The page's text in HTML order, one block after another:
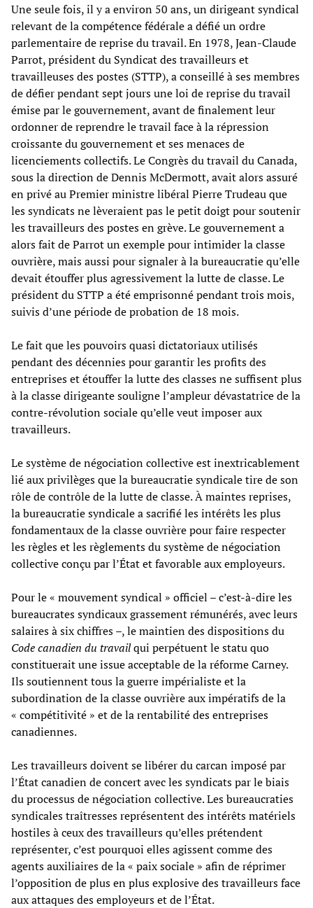
Une seule fois, il y a environ 50 ans, un dirigeant syndical
relevant de la compétence fédérale a défié un ordre
parlementaire de reprise du travail. En 1978, Jean-Claude
Parrot, président du Syndicat des travailleurs et
travailleuses des postes (STTP), a conseillé à ses membres
de défier pendant sept jours une loi de reprise du travail
émise par le gouvernement, avant de finalement leur
ordonner de reprendre le travail face à la répression
croissante du gouvernement et ses menaces de
licenciements collectifs. Le Congrès du travail du Canada,
sous la direction de Dennis McDermott, avait alors assuré
en privé au Premier ministre libéral Pierre Trudeau que
les syndicats ne lèveraient pas le petit doigt pour soutenir
les travailleurs des postes en grève. Le gouvernement a
alors fait de Parrot un exemple pour intimider la classe
ouvrière, mais aussi pour signaler à la bureaucratie qu’elle
devait étouffer plus agressivement la lutte de classe. Le
président du STTP a été emprisonné pendant trois mois,
suivis d’une période de probation de 18 mois.
Le fait que les pouvoirs quasi dictatoriaux utilisés
pendant des décennies pour garantir les profits des
entreprises et étouffer la lutte des classes ne suffisent plus
à la classe dirigeante souligne l’ampleur dévastatrice de la
contre-révolution sociale qu’elle veut imposer aux
travailleurs.
Le système de négociation collective est inextricablement
lié aux privilèges que la bureaucratie syndicale tire de son
rôle de contrôle de la lutte de classe. À maintes reprises,
la bureaucratie syndicale a sacrifié les intérêts les plus
fondamentaux de la classe ouvrière pour faire respecter
les règles et les règlements du système de négociation
collective conçu par l’État et favorable aux employeurs.
Pour le « mouvement syndical » officiel – c’est-à-dire les
bureaucrates syndicaux grassement rémunérés, avec leurs
salaires à six chiffres –, le maintien des dispositions du
Code canadien du travailqui perpétuent le statu quo
constituerait une issue acceptable de la réforme Carney.
Ils soutiennent tous la guerre impérialiste et la
subordination de la classe ouvrière aux impératifs de la
« compétitivité » et de la rentabilité des entreprises
canadiennes.
Les travailleurs doivent se libérer du carcan imposé par
l’État canadien de concert avec les syndicats par le biais
du processus de négociation collective. Les bureaucraties
syndicales traîtresses représentent des intérêts matériels
hostiles à ceux des travailleurs qu’elles prétendent
représenter, c’est pourquoi elles agissent comme des
agents auxiliaires de la « paix sociale » afin de réprimer
l’opposition de plus en plus explosive des travailleurs face
aux attaques des employeurs et de l’État.